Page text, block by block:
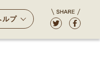
ルプ